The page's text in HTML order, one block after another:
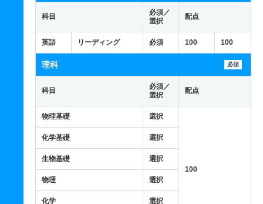
科目
必須／
選択
配点
英語 リーディング 必須 100 100
理科 必須
科目
必須／
選択
配点
物理基礎 選択
100
化学基礎 選択
生物基礎 選択
物理 選択
化学 選択